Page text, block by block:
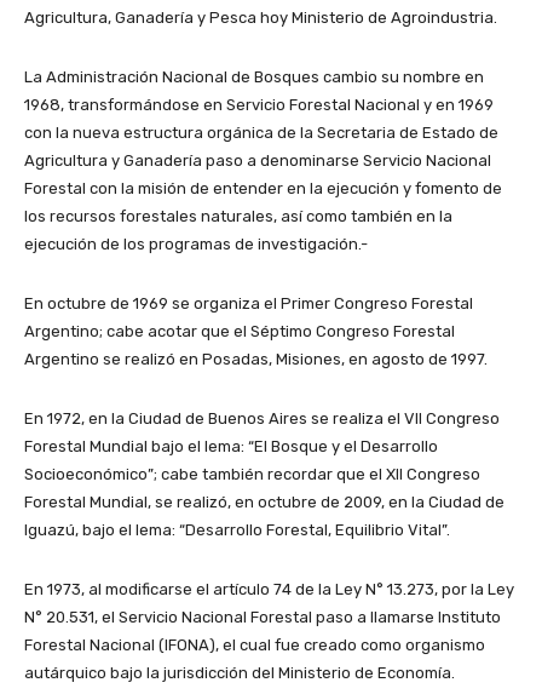
Agricultura, Ganadería y Pesca hoy Ministerio de Agroindustria.
La Administración Nacional de Bosques cambio su nombre en
1968, transformándose en Servicio Forestal Nacional y en 1969
con la nueva estructura orgánica de la Secretaria de Estado de
Agricultura y Ganadería paso a denominarse Servicio Nacional
Forestal con la misión de entender en la ejecución y fomento de
los recursos forestales naturales, así como también en la
ejecución de los programas de investigación.-
En octubre de 1969 se organiza el Primer Congreso Forestal
Argentino; cabe acotar que el Séptimo Congreso Forestal
Argentino se realizó en Posadas, Misiones, en agosto de 1997.
En 1972, en la Ciudad de Buenos Aires se realiza el VII Congreso
Forestal Mundial bajo el lema: “El Bosque y el Desarrollo
Socioeconómico”; cabe también recordar que el XII Congreso
Forestal Mundial, se realizó, en octubre de 2009, en la Ciudad de
Iguazú, bajo el lema: “Desarrollo Forestal, Equilibrio Vital”.
En 1973, al modificarse el artículo 74 de la Ley N° 13.273, por la Ley
N° 20.531, el Servicio Nacional Forestal paso a llamarse Instituto
Forestal Nacional (IFONA), el cual fue creado como organismo
autárquico bajo la jurisdicción del Ministerio de Economía.